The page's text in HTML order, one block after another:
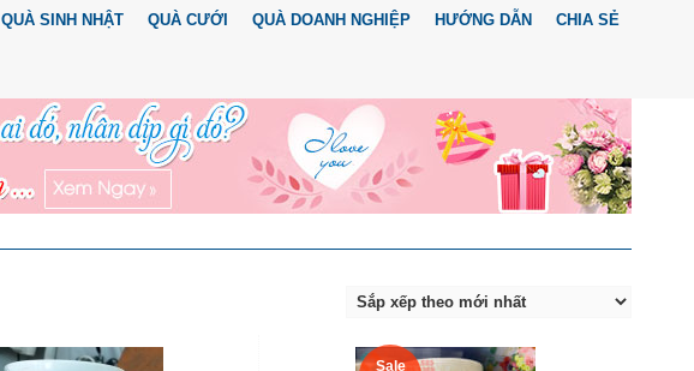
QUÀ SINH NHẬT QUÀ CƯỚI QUÀ DOANH NGHIỆP HƯỚNG DẪN CHIA SẺ
Sale